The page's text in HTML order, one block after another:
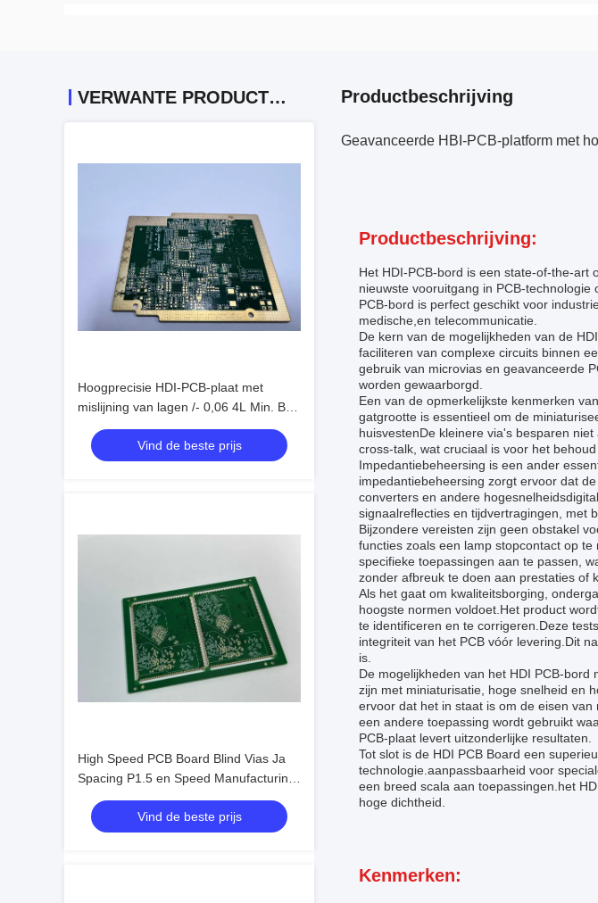
VERWANTE PRODUCTEN
Hoogprecisie HDI-PCB-plaat met
mislijning van lagen /- 0,06 4L Min. Bga
Pitch 0,3mm
Vind de beste prijs
High Speed PCB Board Blind Vias Ja
Spacing P1.5 en Speed Manufacturing
voor uw productielijn
Vind de beste prijs
Productbeschrijving
Geavanceerde HBI-PCB-platform met
Productbeschrijving:
Het HDI-PCB-bord is een state-of-the-art
nieuwste vooruitgang in PCB-
PCB-bord is perfect geschikt voor
medische,en telecommunicatie.
De kern van de mogelijkheden van de
faciliteren van complexe circuits binnen
gebruik van microvias en geavanceerde
worden gewaarborgd.
Een van de opmerkelijkste kenmerken
gatgrootte is essentieel om de
huisvestenDe kleinere via's besparen
cross-talk, wat cruciaal is voor het
Impedantiebeheersing is een ander
impedantiebeheersing zorgt ervoor dat
converters en andere
signaalreflecties en tijdvertragingen, met
Bijzondere vereisten zijn geen obstakel
functies zoals een lamp stopcontact op
specifieke toepassingen aan te passen,
zonder afbreuk te doen aan prestaties of
Als het gaat om kwaliteitsborging,
hoogste normen voldoet.Het product
te identificeren en te corrigeren.Deze
integriteit van het PCB vóór levering.Dit
is.
De mogelijkheden van het HDI PCB-
zijn met miniaturisatie, hoge snelheid en
ervoor dat het in staat is om de eisen
een andere toepassing wordt gebruikt
PCB-plaat levert uitzonderlijke resultaten.
Tot slot is de HDI PCB Board een
technologie.aanpassbaarheid voor
een breed scala aan toepassingen.het
hoge dichtheid.
Kenmerken: